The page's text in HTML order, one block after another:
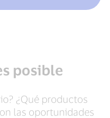
posible
¿Qué productos
las oportunidades